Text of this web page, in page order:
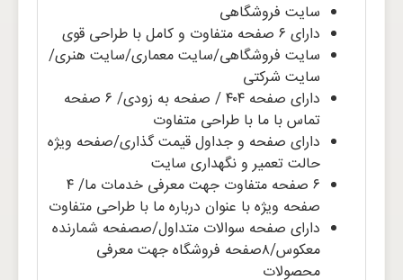
سایت فروشگاهی
دارای ۶ صفحه متفاوت و کامل با طراحی قوی
سایت فروشگاهی/سایت معماری/سایت هنری/
سایت شرکتی
دارای صفحه ۴۰۴ / صفحه به زودی/ ۶ صفحه
تماس با ما با طراحی متفاوت
دارای صفحه و جداول قیمت گذاری/صفحه ویژه
حالت تعمیر و نگهداری سایت
۶ صفحه متفاوت جهت معرفی خدمات ما/ ۴
صفحه ویژه با عنوان درباره ما با طراحی متفاوت
دارای صفحه سوالات متداول/صصفحه شمارنده
معکوس/۸صفحه فروشگاه جهت معرفی
محصولات